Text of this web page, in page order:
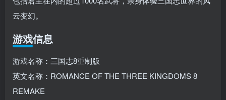
云变幻。
游戏信息
游戏名称：三国志8重制版
英文名称：ROMANCE OF THE THREE KINGDOMS 8
REMAKE